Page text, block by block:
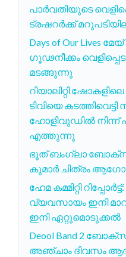
പാർവതിയുടെ
ട്രഷറർക്ക്
Days of Our Lives
ഗൂഢനീക്കം
മടങ്ങുന്നു
റിയാലിറ്റി
ടിവിയെ കടത്തിവെട്ടി
ഹോളിവുഡിൽ നിന്ന്
എത്തുന്നു
ഭൂത് ബംഗ്ലാ
കുമാർ ചിത്രം
ഹേമ കമ്മിറ്റി
വ്യവസായം ഇനി
ഇനി ഏറ്റുമൊടുക്കൽ
Deool Band 2
അഞ്ചാം ദിവസം